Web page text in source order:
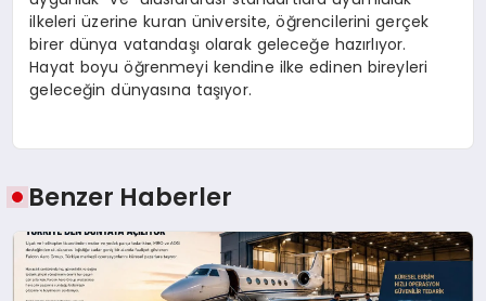
ilkeleri üzerine kuran üniversite, öğrencilerini gerçek
birer dünya vatandaşı olarak geleceğe hazırlıyor.
Hayat boyu öğrenmeyi kendine ilke edinen bireyleri
geleceğin dünyasına taşıyor.
Benzer Haberler